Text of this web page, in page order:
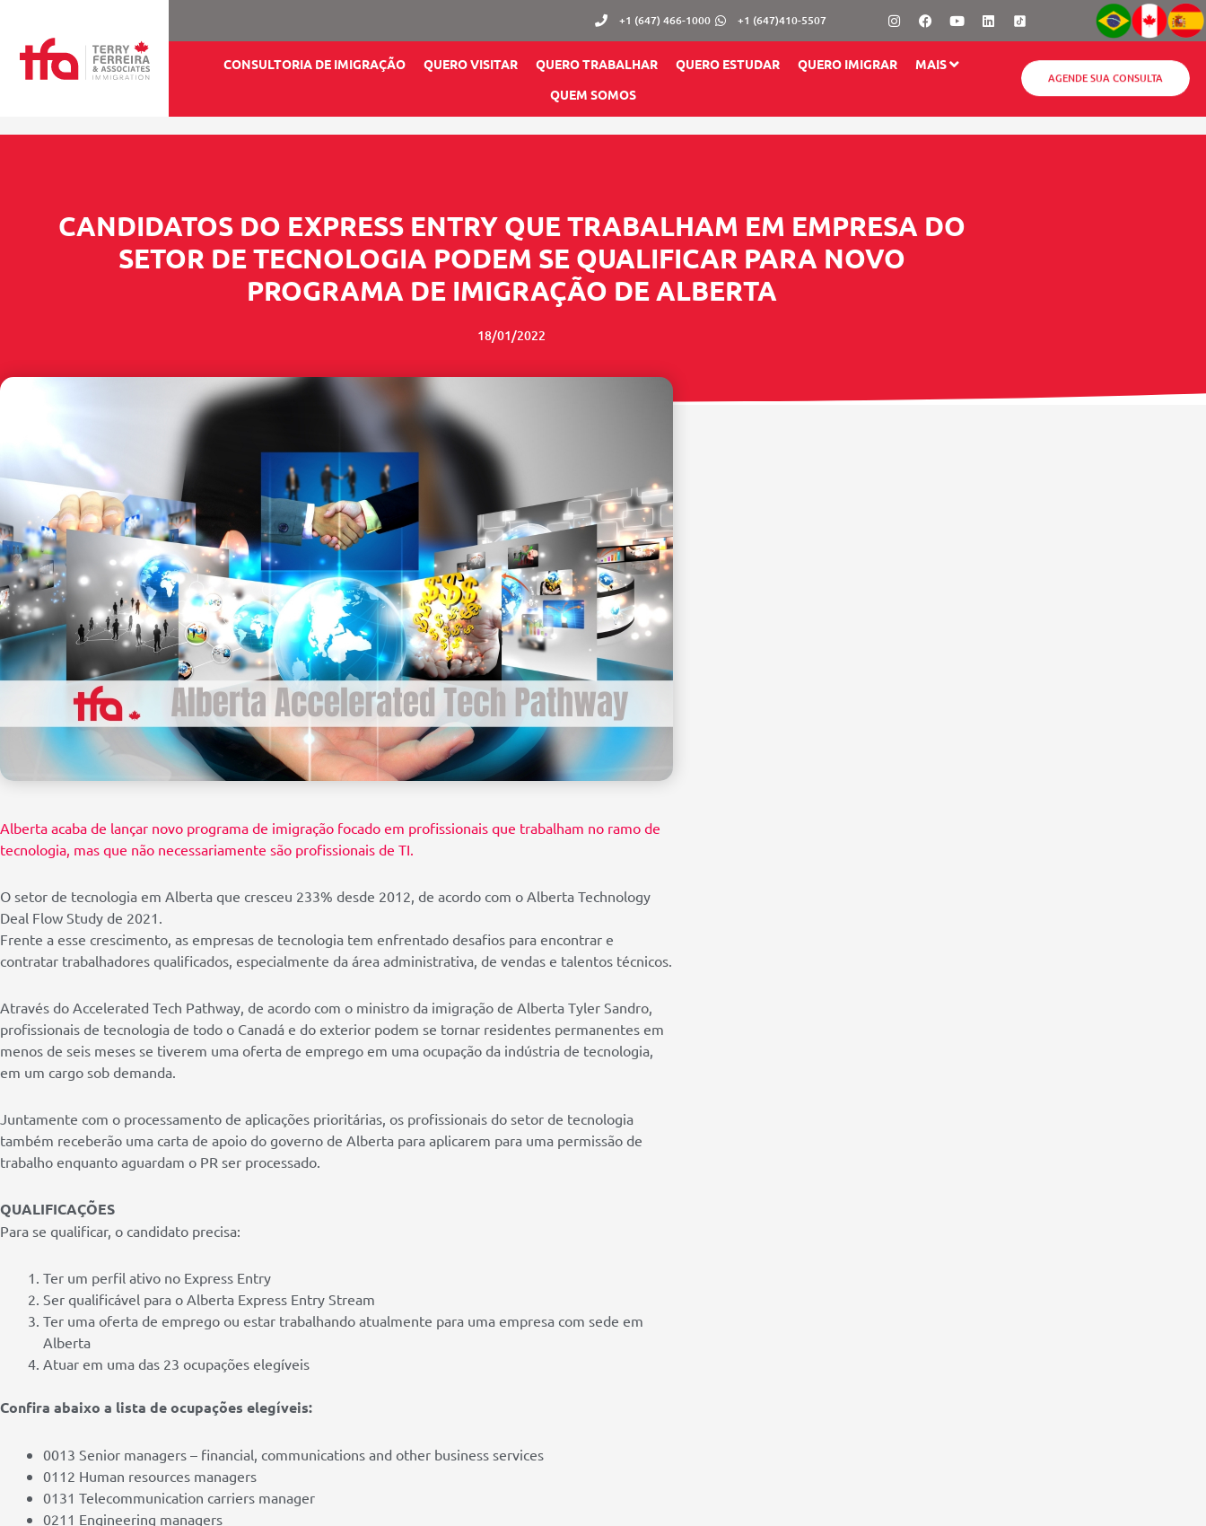
+1 (647) 466-1000 +1 (647)410-5507 InstagramFacebook
YoutubeLinkedin
CONSULTORIA DE IMIGRAÇÃO QUERO VISITAR QUERO TRABALHAR QUERO ESTUDAR QUERO IMIGRAR
MAIS
QUEM SOMOS
AGENDE SUA CONSULTA
CANDIDATOS DO EXPRESS ENTRY QUE TRABALHAM EM EMPRESA DO
SETOR DE TECNOLOGIA PODEM SE QUALIFICAR PARA NOVO
PROGRAMA DE IMIGRAÇÃO DE ALBERTA
18/01/2022
Alberta acaba de lançar novo programa de imigração focado em profissionais que trabalham no ramo de
tecnologia, mas que não necessariamente são profissionais de TI.
O setor de tecnologia em Alberta que cresceu 233% desde 2012, de acordo com o Alberta Technology
Deal Flow Study de 2021.
Frente a esse crescimento, as empresas de tecnologia tem enfrentado desafios para encontrar e
contratar trabalhadores qualificados, especialmente da área administrativa, de vendas e talentos técnicos.
Através do Accelerated Tech Pathway, de acordo com o ministro da imigração de Alberta Tyler Sandro,
profissionais de tecnologia de todo o Canadá e do exterior podem se tornar residentes permanentes em
menos de seis meses se tiverem uma oferta de emprego em uma ocupação da indústria de tecnologia,
em um cargo sob demanda.
Juntamente com o processamento de aplicações prioritárias, os profissionais do setor de tecnologia
também receberão uma carta de apoio do governo de Alberta para aplicarem para uma permissão de
trabalho enquanto aguardam o PR ser processado.
QUALIFICAÇÕES
Para se qualificar, o candidato precisa:
Ter um perfil ativo no Express Entry
Ser qualificável para o Alberta Express Entry Stream
Ter uma oferta de emprego ou estar trabalhando atualmente para uma empresa com sede em
Alberta
Atuar em uma das 23 ocupações elegíveis
Confira abaixo a lista de ocupações elegíveis:
0013 Senior managers – financial, communications and other business services
0112 Human resources managers
0131 Telecommunication carriers manager
0211 Engineering managers